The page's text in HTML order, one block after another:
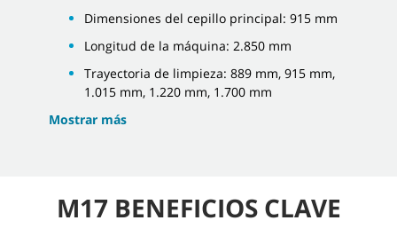
Dimensiones del cepillo principal: 915 mm
Longitud de la máquina: 2.850 mm
Trayectoria de limpieza: 889 mm, 915 mm,
1.015 mm, 1.220 mm, 1.700 mm
Mostrar más
M17 BENEFICIOS CLAVE